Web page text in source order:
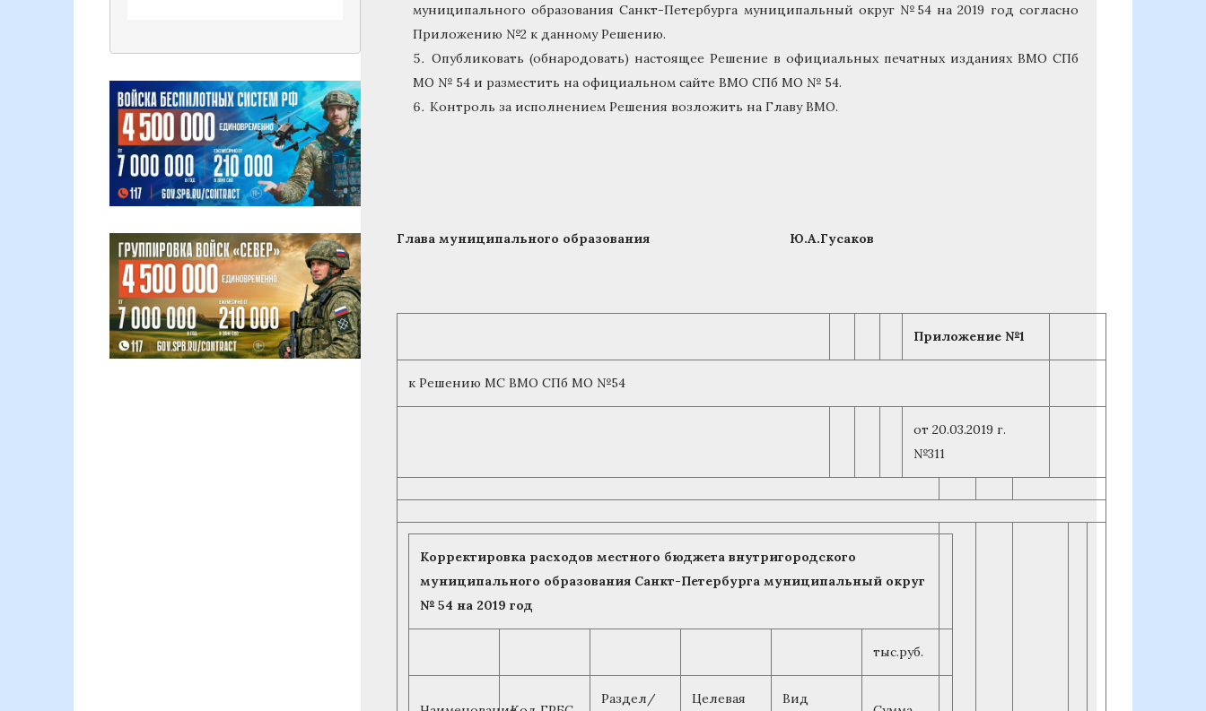
муниципального образования Санкт-Петербурга муниципальный округ №54 на 2019 год согласно
Приложению №2 к данному Решению.
Опубликовать (обнародовать) настоящее Решение в официальных печатных изданиях ВМО СПб
МО № 54 и разместить на официальном сайте ВМО СПб МО № 54.
Контроль за исполнением Решения возложить на Главу ВМО.
Глава муниципального образования Ю.А.Гусаков
Приложение №1
к Решению МС ВМО СПб МО №54
от 20.03.2019 г.
№311
Корректировка расходов местного бюджета внутригородского
муниципального образования Санкт-Петербурга муниципальный округ
№ 54 на 2019 год
тыс.руб.
Раздел/ Целевая Вид